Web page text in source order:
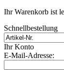
Ihr Warenkorb ist
Schnellbestellung
Ihr Konto
E-Mail-Adresse: